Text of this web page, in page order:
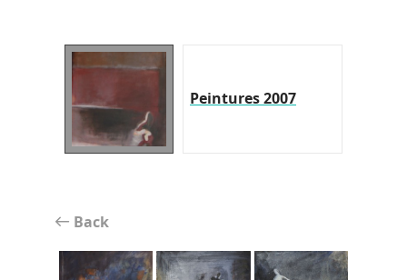
Peintures 2007
Back